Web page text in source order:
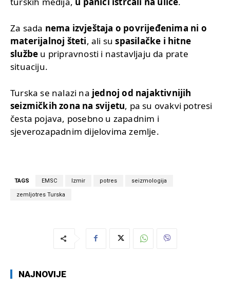
Za sada nema izvještaja o povrijeđenima ni o
materijalnoj šteti, ali suspasilačke i hitne
službe u pripravnosti i nastavljaju da prate
situaciju.
Turska se nalazi na jednoj od najaktivnijih
seizmičkih zona na svijetu, pa su ovakvi potresi
česta pojava, posebno u zapadnim i
sjeverozapadnim dijelovima zemlje.
TAGS EMSC Izmir potres seizmologija
zemljotres Turska
NAJNOVIJE